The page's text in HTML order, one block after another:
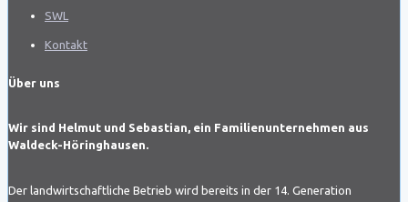
SWL
Kontakt
Über uns
Wir sind Helmut und Sebastian, ein Familienunternehmen aus
Waldeck-Höringhausen.
Der landwirtschaftliche Betrieb wird bereits in der 14. Generation